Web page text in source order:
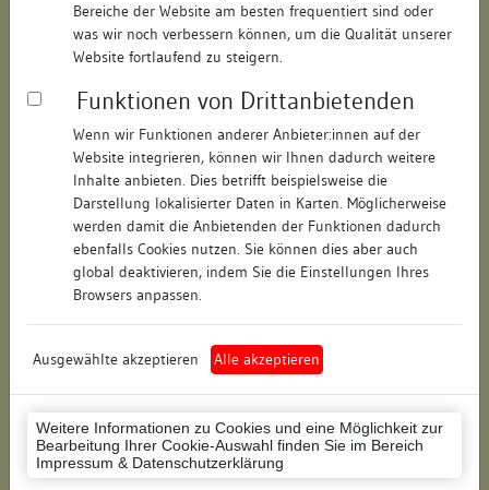
Bereiche der Website am besten frequentiert sind oder
was wir noch verbessern können, um die Qualität unserer
Website fortlaufend zu steigern.
Funktionen von Drittanbietenden
Wenn wir Funktionen anderer Anbieter:innen auf der
Website integrieren, können wir Ihnen dadurch weitere
Inhalte anbieten. Dies betrifft beispielsweise die
Darstellung lokalisierter Daten in Karten. Möglicherweise
werden damit die Anbietenden der Funktionen dadurch
ebenfalls Cookies nutzen. Sie können dies aber auch
global deaktivieren, indem Sie die Einstellungen Ihres
Browsers anpassen.
Ausgewählte akzeptieren Alle akzeptieren
Weitere Informationen zu Cookies und eine Möglichkeit zur
Bearbeitung Ihrer Cookie-Auswahl finden Sie im Bereich
Impressum & Datenschutzerklärung
Straße: Entengasse
Hausnummer: 13
Postleitzahl: 74354
Stadt-Teilort: Besigheim
Regierungsbezirk: Stuttgart
Ludwigsburg (Landkreis)
Wohnplatzschlüssel: 8118007001
Flurstücknummer: keine
Historischer Straßenname: keiner
Lage des Wohnplatzes: